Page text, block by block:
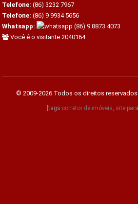
Telefone: (86) 3232 7967
Telefone: (86) 9 9934 5656
Whatsapp:
(86) 9 8873 4073
Você é o visitante 2040164
© 2009-2026 Todos os direitos reservados
[tags corretor de imóveis, site